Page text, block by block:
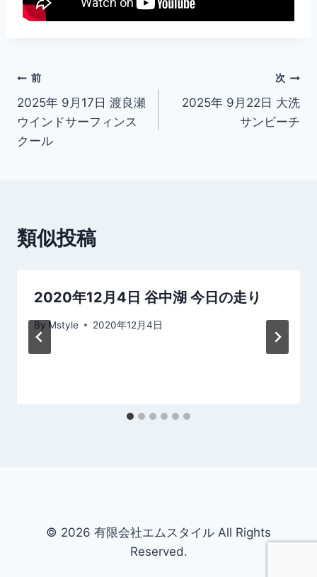
投
稿
ナ
ー
ョ
ン
前
2025年 9月17日 渡良瀬
ウインドサーフィンス
クール
次
2025年 9月22日 大洗
サンビーチ
類似投稿
2020年12月4日 谷中湖 今日の走り
By Mstyle 2020年12月4日
© 2026 有限会社エムスタイル All Rights
Reserved.